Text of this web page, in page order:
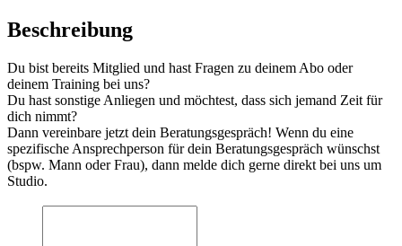
Beschreibung
Du bist bereits Mitglied und hast Fragen zu deinem Abo oder
deinem Training bei uns?
Du hast sonstige Anliegen und möchtest, dass sich jemand Zeit für
dich nimmt?
Dann vereinbare jetzt dein Beratungsgespräch! Wenn du eine
spezifische Ansprechperson für dein Beratungsgespräch wünschst
(bspw. Mann oder Frau), dann melde dich gerne direkt bei uns um
Studio.